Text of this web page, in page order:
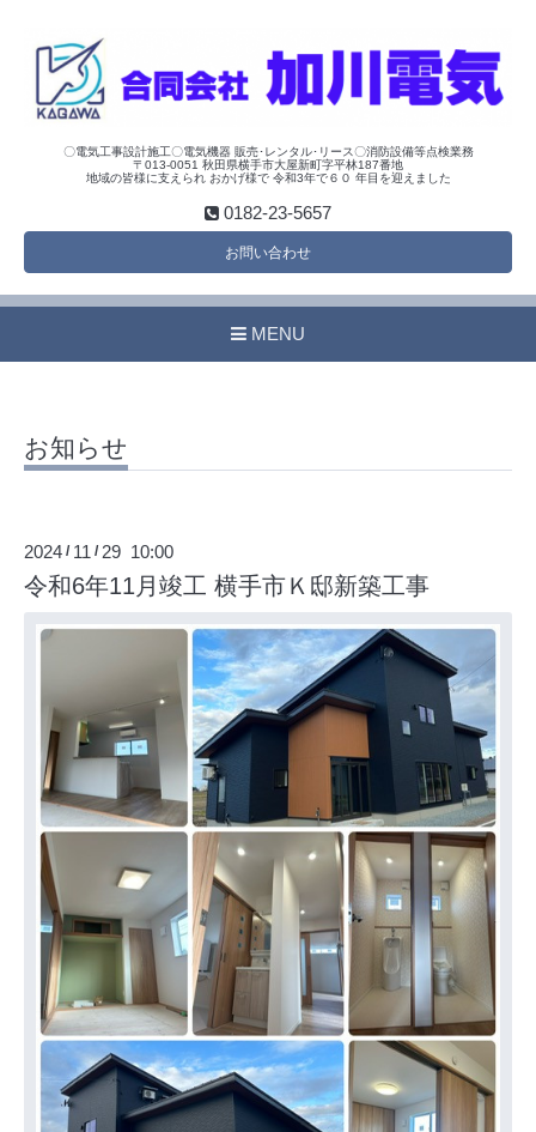
〇電気工事設計施工〇電気機器 販売･レンタル･リース〇消防設備等点検業務
〒013-0051 秋田県横手市大屋新町字平林187番地
地域の皆様に支えられ おかげ様で 令和3年で６０ 年目を迎えました
0182-23-5657
お問い合わせ
MENU
お知らせ
2024 / 11 / 29 10:00
令和6年11月竣工 横手市Ｋ邸新築工事